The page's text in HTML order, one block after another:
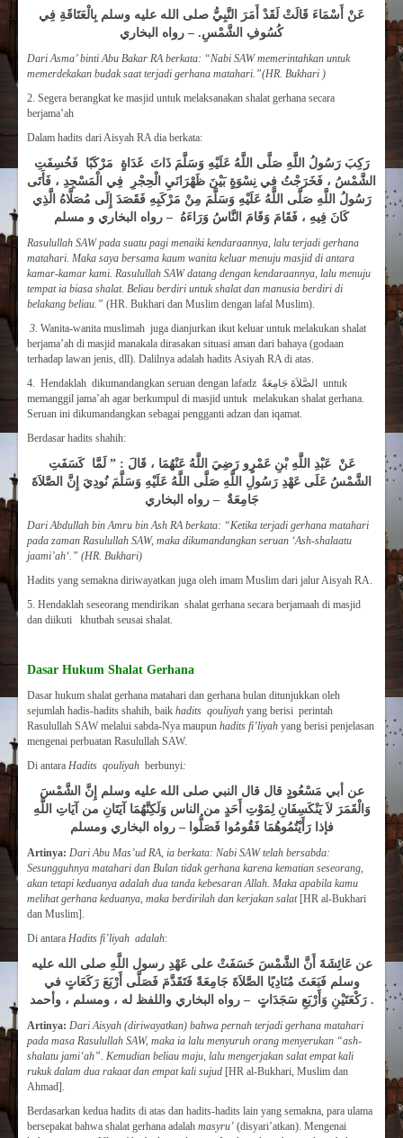
عَنْ أَسْمَاءَ قَالَتْ لَقَدْ أَمَرَ النَّبِيُّ صلى الله عليه وسلم بِالْعَتَاقَةِ فِي
كُسُوفِ الشَّمْسِ. – رواه البخاري
Dari Asma’ binti Abu Bakar RA berkata: “Nabi SAW memerintahkan untuk
memerdekakan budak saat terjadi gerhana matahari.”(HR. Bukhari )
2. Segera berangkat ke masjid untuk melaksanakan shalat gerhana secara
berjama’ah
Dalam hadits dari Aisyah RA dia berkata:
رَكِبَ رَسُولُ اللَّهِ صَلَّى اللَّهُ عَلَيْهِ وَسَلَّمَ ذَاتَ غَدَاةٍ مَرْكَبًا فَخُسِفَتِ
الشَّمْسُ ، فَخَرَجْتُ فِي نِسْوَةٍ بَيْنَ ظَهْرَانَيِ الْحِجْرِ فِي الْمَسْجِدِ ، فَأَتَى
رَسُولُ اللَّهِ صَلَّى اللَّهُ عَلَيْهِ وَسَلَّمَ مِنْ مَرْكَبِهِ فَقَصَدَ إِلَى مُصَلَّاهُ الَّذِي
كَانَ فِيهِ ، فَقَامَ وَقَامَ النَّاسُ وَرَاءَهُ – رواه البخاري و مسلم
Rasulullah SAW pada suatu pagi menaiki kendaraannya, lalu terjadi gerhana
matahari. Maka saya bersama kaum wanita keluar menuju masjid di antara
kamar-kamar kami. Rasulullah SAW datang dengan kendaraannya, lalu menuju
tempat ia biasa shalat. Beliau berdiri untuk shalat dan manusia berdiri di
belakang beliau.” (HR. Bukhari dan Muslim dengan lafal Muslim).
3. Wanita-wanita muslimah juga dianjurkan ikut keluar untuk melakukan shalat
berjama’ah di masjid manakala dirasakan situasi aman dari bahaya (godaan
terhadap lawan jenis, dll). Dalilnya adalah hadits Asiyah RA di atas.
4. Hendaklah dikumandangkan seruan dengan lafadz الصَّلاَةَ جَامِعَةٌ untuk
memanggil jama’ah agar berkumpul di masjid untuk melakukan shalat gerhana.
Seruan ini dikumandangkan sebagai pengganti adzan dan iqamat.
Berdasar hadits shahih:
عَنْ عَبْدِ اللَّهِ بْنِ عَمْرٍو رَضِيَ اللَّهُ عَنْهُمَا ، قَالَ : ” لَمَّا كَسَفَتِ
الشَّمْسُ عَلَى عَهْدِ رَسُولِ اللَّهِ صَلَّى اللَّهُ عَلَيْهِ وَسَلَّمَ نُودِيَ إِنَّ الصَّلاَةَ
جَامِعَةٌ – رواه البخاري
Dari Abdullah bin Amru bin Ash RA berkata: “Ketika terjadi gerhana matahari
pada zaman Rasulullah SAW, maka dikumandangkan seruan ‘Ash-shalaatu
jaami’ah‘.” (HR. Bukhari)
Hadits yang semakna diriwayatkan juga oleh imam Muslim dari jalur Aisyah RA.
5. Hendaklah seseorang mendirikan shalat gerhana secara berjamaah di masjid
dan diikuti khutbah seusai shalat.
Dasar Hukum Shalat Gerhana
Dasar hukum shalat gerhana matahari dan gerhana bulan ditunjukkan oleh
sejumlah hadis-hadits shahih, baik hadits qouliyah yang berisi perintah
Rasulullah SAW melalui sabda-Nya maupun hadits fi’liyah yang berisi penjelasan
mengenai perbuatan Rasulullah SAW.
Di antara Hadits qouliyah berbunyi:
عن أبي مَسْعُودٍ قال قال النبي صلى الله عليه وسلم إِنَّ الشَّمْسَ
وَالْقَمَرَ لاَ يَنْكَسِفَانِ لِمَوْتِ أَحَدٍ من الناس وَلَكِنَّهُمَا آيَتَانِ من آيَاتِ اللَّهِ
فإذا رَأَيْتُمُوهُمَا فَقُومُوا فَصَلُّوا – رواه البخاري ومسلم
Artinya: Dari Abu Mas’ud RA, ia berkata: Nabi SAW telah bersabda:
Sesungguhnya matahari dan Bulan tidak gerhana karena kematian seseorang,
akan tetapi keduanya adalah dua tanda kebesaran Allah. Maka apabila kamu
melihat gerhana keduanya, maka berdirilah dan kerjakan salat [HR al-Bukhari
dan Muslim].
Di antara Hadits fi’liyah adalah:
عن عَائِشَةَ أَنَّ الشَّمْسَ خَسَفَتْ على عَهْدِ رسول اللَّهِ صلى الله عليه
وسلم فَبَعَثَ مُنَادِيًا الصَّلاَةَ جَامِعَةً فَتَقَدَّمَ فَصَلَّى أَرْبَعَ رَكَعَاتٍ في
رَكْعَتَيْنِ وَأَرْبَعِ سَجَدَاتٍ – رواه البخاري واللفظ له ، ومسلم ، وأحمد .
Artinya: Dari Aisyah (diriwayatkan) bahwa pernah terjadi gerhana matahari
pada masa Rasulullah SAW, maka ia lalu menyuruh orang menyerukan “ash-
shalatu jami‘ah”. Kemudian beliau maju, lalu mengerjakan salat empat kali
rukukdalam dua rakaat dan empat kali sujud [HR al-Bukhari, Muslim dan
Ahmad].
Berdasarkan kedua hadits di atas dan hadits-hadits lain yang semakna, para ulama
bersepakat bahwa shalat gerhana adalah masyru’ (disyari’atkan). Mengenai